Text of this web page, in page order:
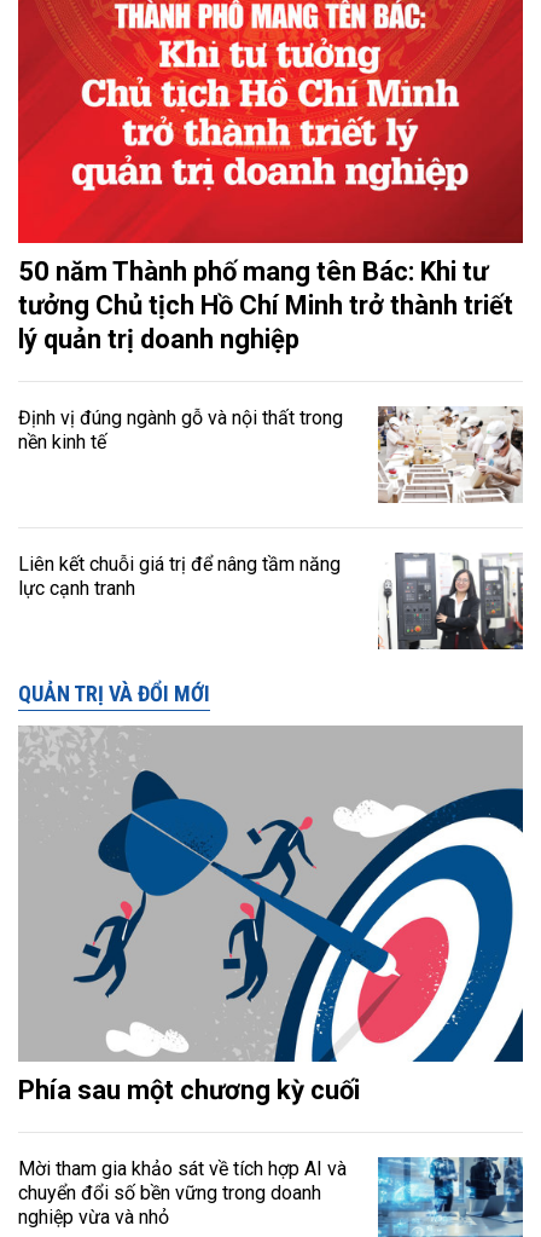
50 năm Thành phố mang tên Bác: Khi tư
tưởng Chủ tịch Hồ Chí Minh trở thành triết
lý quản trị doanh nghiệp
Định vị đúng ngành gỗ và nội thất trong
nền kinh tế
Liên kết chuỗi giá trị để nâng tầm năng
lực cạnh tranh
QUẢN TRỊ VÀ ĐỔI MỚI
Phía sau một chương kỳ cuối
Mời tham gia khảo sát về tích hợp AI và
chuyển đổi số bền vững trong doanh
nghiệp vừa và nhỏ